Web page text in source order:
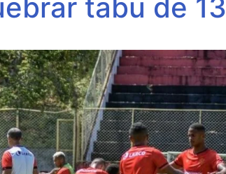
tabu de 13